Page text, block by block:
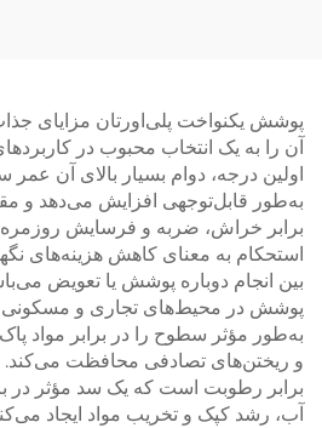
پوشش یکنواخت پلی‌اورتان مزایای
آن را به یک انتخاب محبوب در
اولین درجه، دوام بسیار بالای آن
به‌طور قابل‌توجهی افزایش می‌دهد و
برابر خراش، ضربه و فرسایش روزمره
استحکام به معنای کاهش هزینه‌های
بین انجام دوباره پوشش یا تعویض
پوشش در محیط‌های تجاری و مسکونی
به‌طور مؤثر سطوح را در برابر مواد
و ریختن‌های تصادفی محافظت می‌کند.
برابر رطوبت است که یک سد مؤثر در
آب، رشد کپک و تخریب مواد ایجاد